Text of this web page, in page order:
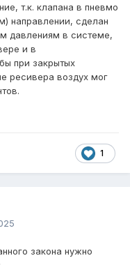
т.к. клапана в пневмо
направлении, сделан
давлениям в системе,
и в
при закрытых
ресивера воздух мог
1
закона нужно